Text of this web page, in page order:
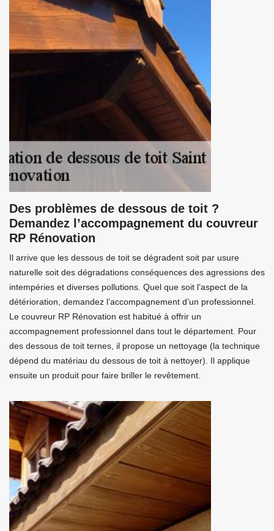
Des problèmes de dessous de toit ?
Demandez l’accompagnement du couvreur
RP Rénovation
Il arrive que les dessous de toit se dégradent soit par usure
naturelle soit des dégradations conséquences des agressions des
intempéries et diverses pollutions. Quel que soit l’aspect de la
détérioration, demandez l’accompagnement d’un professionnel.
Le couvreur RP Rénovation est habitué à offrir un
accompagnement professionnel dans tout le département. Pour
des dessous de toit ternes, il propose un nettoyage (la technique
dépend du matériau du dessous de toit à nettoyer). Il applique
ensuite un produit pour faire briller le revêtement.